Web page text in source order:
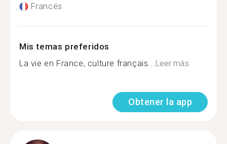
Francés
Mis temas preferidos
La vie en France, culture français...Leer más
Obtener la app